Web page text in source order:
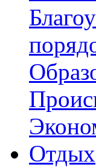
Отдых